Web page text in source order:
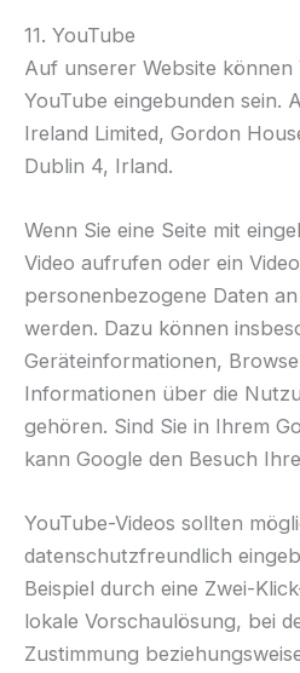
11. YouTube
Auf unserer Website
YouTube eingebunden sein.
Ireland Limited, Gordon
Dublin 4, Irland.
Wenn Sie eine Seite mit
Video aufrufen oder ein
personenbezogene Daten
werden. Dazu können
Geräteinformationen,
Informationen über die
gehören. Sind Sie in Ihrem
kann Google den Besuch
YouTube-Videos sollten
datenschutzfreundlich
Beispiel durch eine Zwei-
lokale Vorschaulösung, bei
Zustimmung